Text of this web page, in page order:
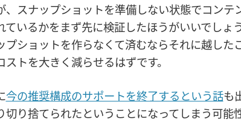
、スナップショットを準備しない状態でコン
ているかをまず先に検証したほうがいいでしょう
プショットを作らなくて済むならそれに越した
ストを大きく減らせるはずです。
今の推奨構成のサポートを終了するという話も
切り捨てられたということになってしまう可能